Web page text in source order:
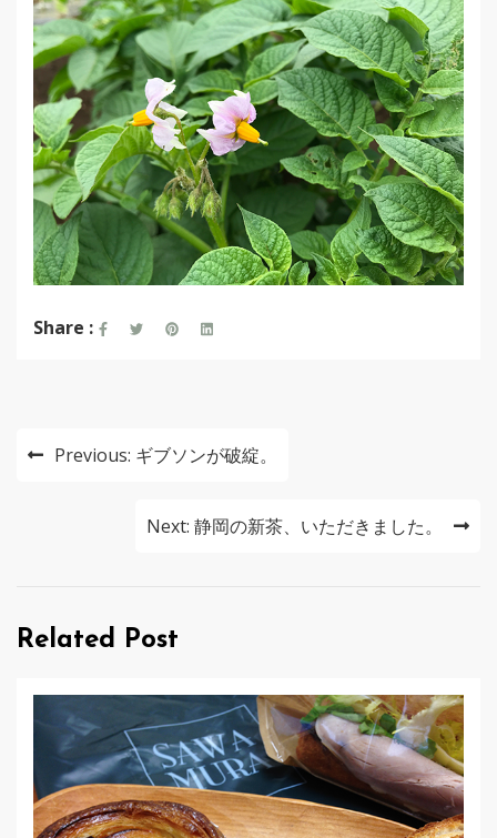
Share :
投
ー
ョ
Previous: ギブソンが破綻。
Next: 静岡の新茶、いただきました。
Related Post